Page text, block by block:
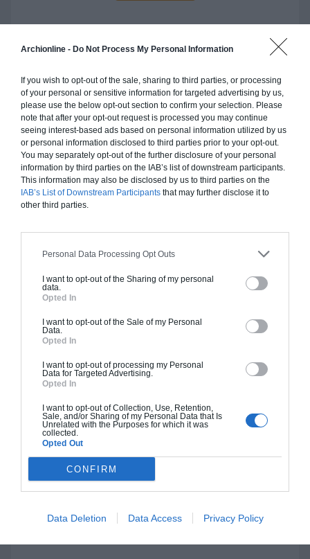
Archionline - Do Not Process My Personal Information
If you wish to opt-out of the sale, sharing to third parties, or processing
of your personal or sensitive information for targeted advertising by us,
please use the below opt-out section to confirm your selection. Please
note that after your opt-out request is processed you may continue
seeing interest-based ads based on personal information utilized by us
or personal information disclosed to third parties prior to your opt-out.
You may separately opt-out of the further disclosure of your personal
information by third parties on the IAB’s list of downstream participants.
This information may also be disclosed by us to third parties on the
IAB’s List of Downstream Participants that may further disclose it to
other third parties.
Personal Data Processing Opt Outs
I want to opt-out of the Sharing of my personal
data.
Opted In
I want to opt-out of the Sale of my Personal
Data.
Opted In
I want to opt-out of processing my Personal
Data for Targeted Advertising.
Opted In
I want to opt-out of Collection, Use, Retention,
Sale, and/or Sharing of my Personal Data that Is
Unrelated with the Purposes for which it was
collected.
Opted Out
CONFIRM
Data Deletion Data Access Privacy Policy
Chiffrage estimatif pour : Fondations et normes
standards. Construction en ossature bois isolé.
Finitions haut de gamme. Le prix "clé en main"
inclut le gros oeuvre et le second oeuvre (cuisine,
peinture, sols...), mais exclut piscine, jardin et
clôture.
À partir de
184 000€ TTC
Je la veux !
Chiffrage estimatif pour : Fondations et normes
standards. Construction en bloc coffrant isolant
en main" inclut le gros oeuvre et le second
oeuvre (cuisine, peinture, sols...), mais exclut
214 000€ TTC
Je la veux !